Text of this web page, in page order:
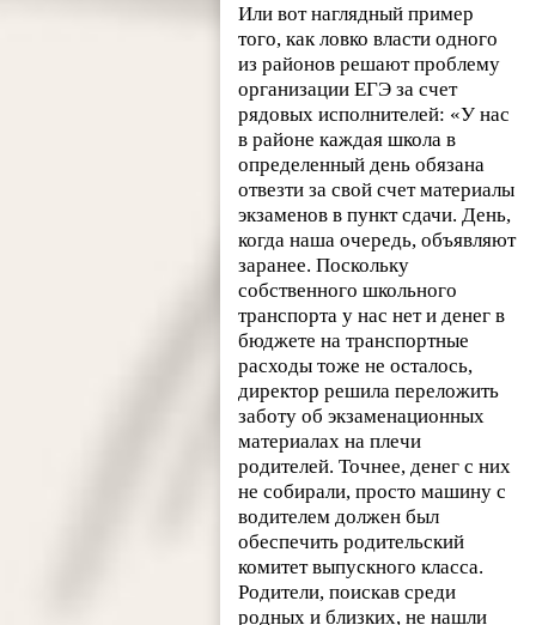
Или вот наглядный пример
того, как ловко власти одного
из районов решают проблему
организации ЕГЭ за счет
рядовых исполнителей: «У нас
в районе каждая школа в
определенный день обязана
отвезти за свой счет материалы
экзаменов в пункт сдачи. День,
когда наша очередь, объявляют
заранее. Поскольку
собственного школьного
транспорта у нас нет и денег в
бюджете на транспортные
расходы тоже не осталось,
директор решила переложить
заботу об экзаменационных
материалах на плечи
родителей. Точнее, денег с них
не собирали, просто машину с
водителем должен был
обеспечить родительский
комитет выпускного класса.
Родители, поискав среди
родных и близких, не нашли